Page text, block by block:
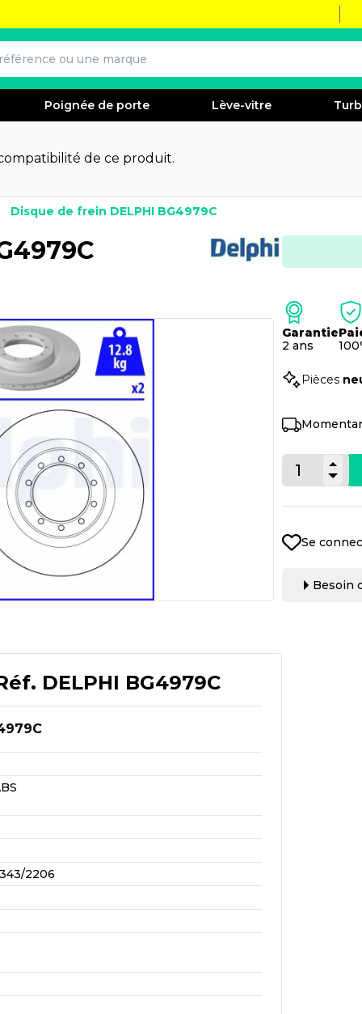
Poignée de porte Lève-vitre
de ce produit.
Disque de frein DELPHI BG4979C
DELPHI BG4979C
2206
Garantie
2 ans
Pièces
Se
Besoin